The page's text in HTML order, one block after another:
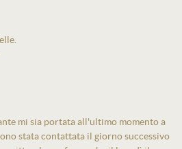
mi sia portata all'ultimo momento a
stata contattata il giorno successivo